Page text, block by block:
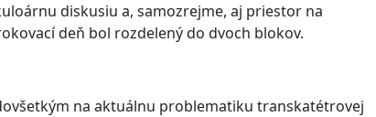
diskusiu a, samozrejme, aj priestor na
deň bol rozdelený do dvoch blokov.
na aktuálnu problematiku transkatétrovej